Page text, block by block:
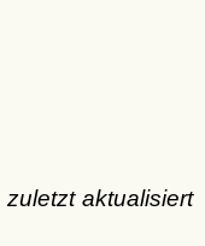
zuletzt aktualisiert